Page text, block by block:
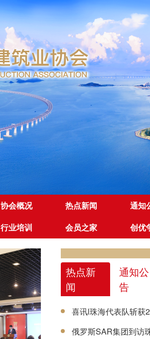
协会概况 热点新闻
通知
行业培训 会员之家 创优
热点新
闻
通知公
告
喜讯l珠海代表队斩获
俄罗斯SAR集团到访